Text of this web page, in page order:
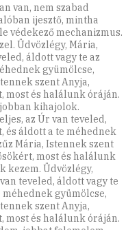
van, nem szabad
ijesztő, mintha
védekező mechanizmus.
Üdvözlégy, Mária,
áldott vagy te az
gyümölcse,
szent Anyja,
most és halálunk óráján.
kihajolok.
az Úr van teveled,
és áldott a te méhednek
Mária, Istennek szent
most és halálunk
kezem. Üdvözlégy,
teveled, áldott vagy te
méhednek gyümölcse,
szent Anyja,
most és halálunk óráján.